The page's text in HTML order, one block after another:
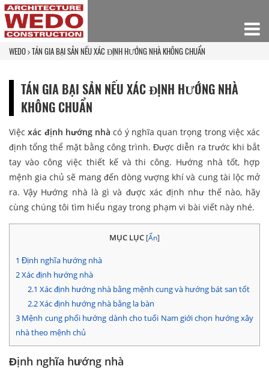
WEDO TÁN GIA BẠI SẢN NẾU XÁC ĐỊNH HƯỚNG NHÀ KHÔNG CHUẨN
TÁN GIA BẠI SẢN NẾU XÁC ĐỊNH HƯỚNG NHÀ
KHÔNG CHUẨN
Việcxác định hướng nhà có ý nghĩa quan trọng trong việc xác
định tổng thể mặt bằng công trình. Được diễn ra trước khi bắt
tay vào công việc thiết kế và thi công. Hướng nhà tốt, hợp
mệnh gia chủ sẽ mang đến dòng vượng khí và cung tài lộc mở
ra. Vậy Hướng nhà là gì và được xác định như thế nào, hãy
cùng chúng tôi tìm hiểu ngay trong phạm vi bài viết này nhé.
MỤC LỤC [Ẩn]
1 Định nghĩa hướng nhà
2Xác định hướng nhà
2.1 Xác định hướng nhà bằng mệnh cung và hướng bát san tốt
2.2Xác định hướng nhà bằng la bàn
3 Mệnh cung phối hướng dành cho tuổi Nam giới chọn hướng xây
nhà theo mệnh chủ
Định nghĩa hướng nhà